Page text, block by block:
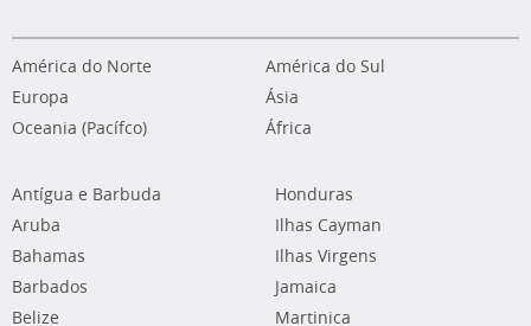
América do Norte
América do Sul
Europa
Ásia
Oceania (Pacífco)
África
Antígua e Barbuda
Aruba
Bahamas
Barbados
Belize
Honduras
Ilhas Cayman
Ilhas Virgens
Jamaica
Martinica